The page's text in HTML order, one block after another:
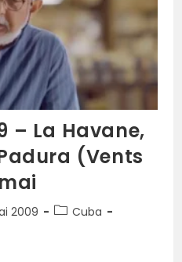
– La Havane,
(Vents
2009
Cuba